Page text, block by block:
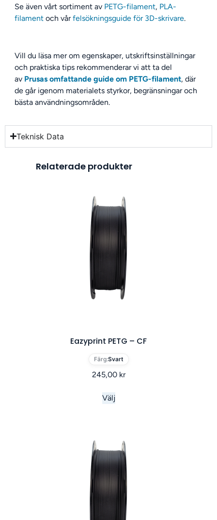
Se även vårt sortiment av PETG-filament, PLA-
filament och vårfelsökningsguide för 3D-skrivare.
Vill du läsa mer om egenskaper, utskriftsinställningar
och praktiska tips rekommenderar vi att ta del
av Prusas omfattande guide om PETG-filament, där
de går igenom materialets styrkor, begränsningar och
bästa användningsområden.
Teknisk Data
Relaterade produkter
Eazyprint PETG – CF
Färg:Svart
245,00 kr
Välj